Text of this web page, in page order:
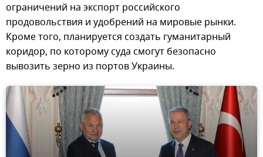
ограничений на экспорт российского
продовольствия и удобрений на мировые рынки.
Кроме того, планируется создать гуманитарный
коридор, по которому суда смогут безопасно
вывозить зерно из портов Украины.